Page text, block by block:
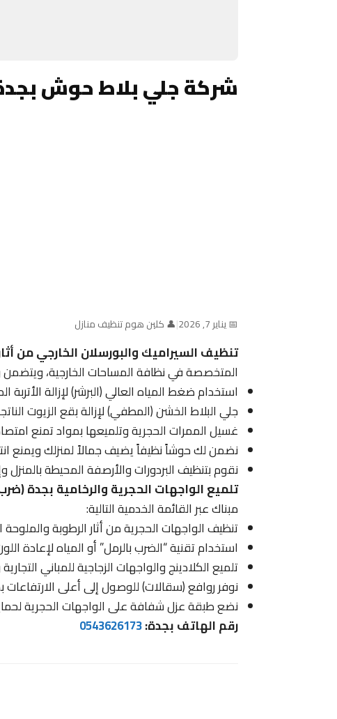
شركة جلي بلاط حوش
📅 يناير 7, 2026 |👤 كلين هوم تنظيف منازل
تنظيف السيراميك والبورسلان الخارجي من أثار
المتخصصة في نظافة المساحات الخارجية،
استخدام ضغط المياه العالي (البرشر) لإزالة
جلي البلاط الخشن (المطفي) لإزالة بقع الزيوت
غسيل الممرات الحجرية وتلميعها بمواد تمنع
نضمن لك حوشاً نظيفاً يضيف جمالاً لمنزلك ويمنع
نقوم بتنظيف البردورات والأرصفة المحيطة بالمنزل
تلميع الواجهات الحجرية والرخامية بجدة
مبناك عبر القائمة الخدمية التالية:
تنظيف الواجهات الحجرية من أثار الرطوبة
استخدام تقنية “الضرب بالرمل” أو المياه لإعادة
تلميع الكلادينج والواجهات الزجاجية للمباني
نوفر روافع (سقالات) للوصول إلى أعلى الارتفاعات
نضع طبقة عزل شفافة على الواجهات الحجرية
رقم الهاتف بجدة:0543626173